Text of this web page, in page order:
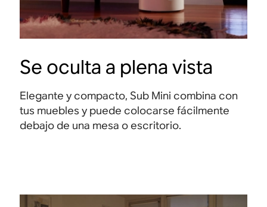
Se oculta a plena vista
Elegante y compacto, Sub Mini combina con
tus muebles y puede colocarse fácilmente
debajo de una mesa o escritorio.